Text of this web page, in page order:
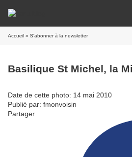
Accueil » S'abonner à la newsletter
Basilique St Michel, la
Date de cette photo: 14 mai 2010
Publié par: fmonvoisin
Partager